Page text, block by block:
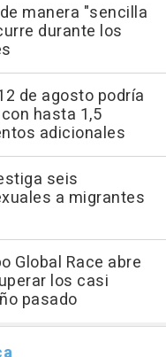
manera "sencilla
durante los
de agosto podría
hasta 1,5
adicionales
seis
a migrantes
Global Race abre
los casi
pasado